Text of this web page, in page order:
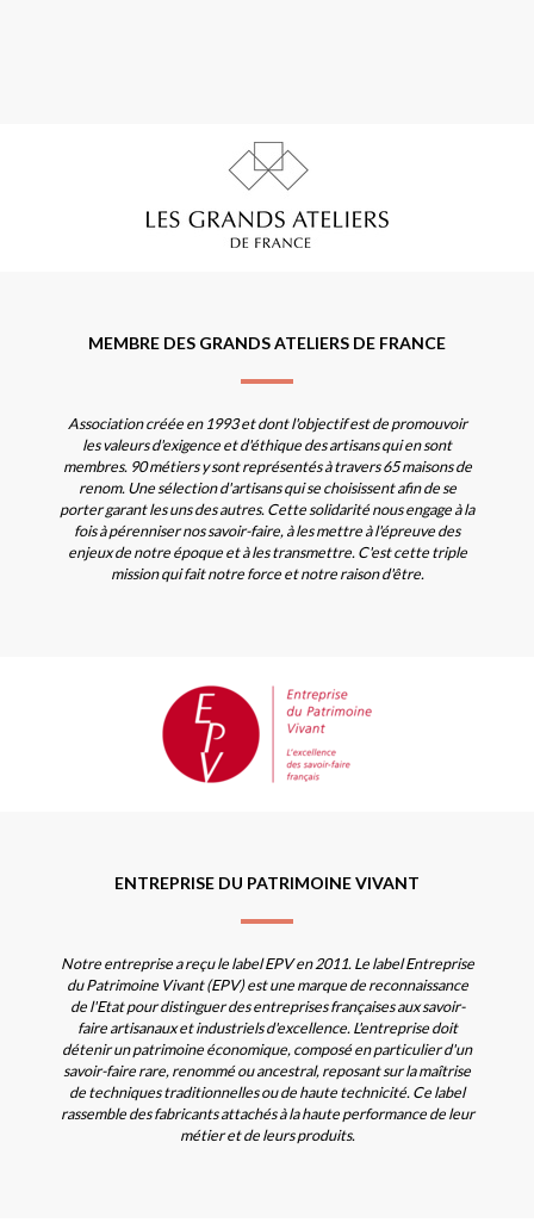
MEMBRE DES GRANDS ATELIERS DE FRANCE
Association créée en 1993 et dont l'objectif est de promouvoir
les valeurs d'exigence et d'éthique des artisans qui en sont
membres. 90 métiers y sont représentés à travers 65 maisons de
renom. Une sélection d'artisans qui se choisissent afin de se
porter garant les uns des autres. Cette solidarité nous engage à la
fois à pérenniser nos savoir-faire, à les mettre à l'épreuve des
enjeux de notre époque et à les transmettre. C'est cette triple
mission qui fait notre force et notre raison d'être.
ENTREPRISE DU PATRIMOINE VIVANT
Notre entreprise a reçu le label EPV en 2011. Le label Entreprise
du Patrimoine Vivant (EPV) est une marque de reconnaissance
de l'Etat pour distinguer des entreprises françaises aux savoir-
faire artisanaux et industriels d'excellence. L'entreprise doit
détenir un patrimoine économique, composé en particulier d'un
savoir-faire rare, renommé ou ancestral, reposant sur la maîtrise
de techniques traditionnelles ou de haute technicité. Ce label
rassemble des fabricants attachés à la haute performance de leur
métier et de leurs produits.